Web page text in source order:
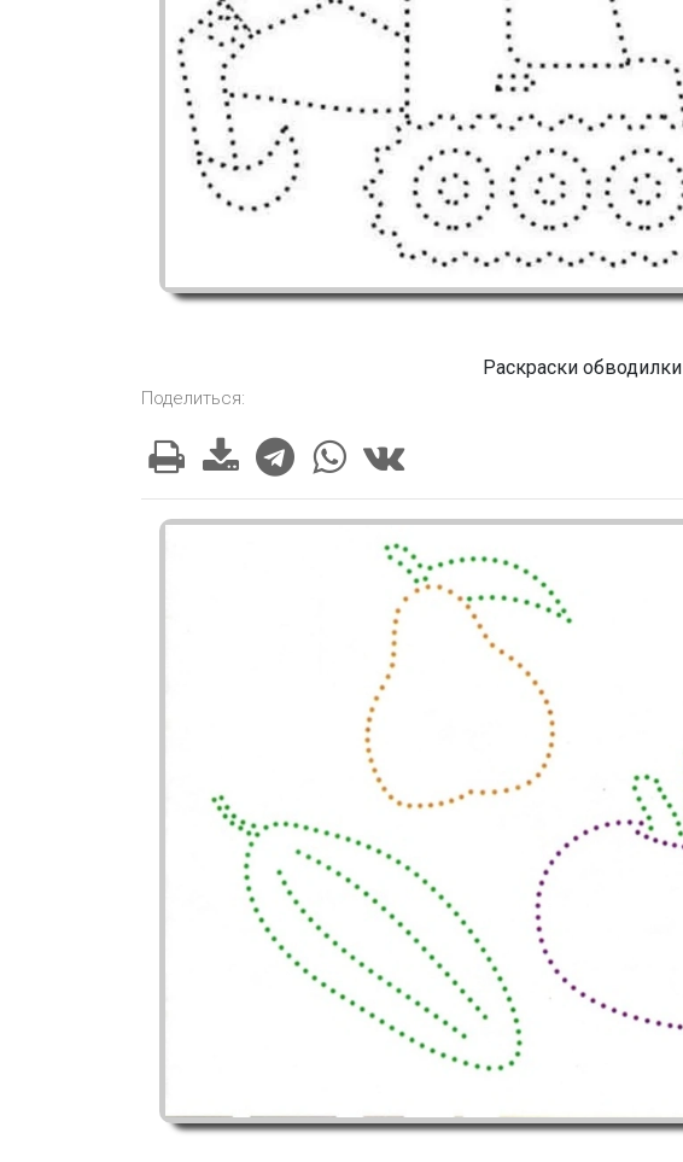
Раскраски обводилки
Поделиться: